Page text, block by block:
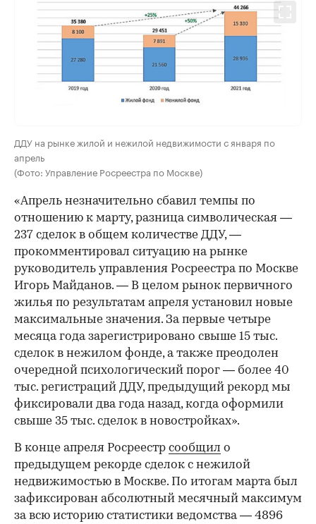
ДДУ на рынке жилой и нежилой недвижимости с января по
апрель
(Фото: Управление Росреестра по Москве)
«Апрель незначительно сбавил темпы по
отношению к марту, разница символическая —
237 сделок в общем количестве ДДУ, —
прокомментировал ситуацию на рынке
руководитель управления Росреестра по Москве
Игорь Майданов. — В целом рынок первичного
жилья по результатам апреля установил новые
максимальные значения. За первые четыре
месяца года зарегистрировано свыше 15 тыс.
сделок в нежилом фонде, а также преодолен
очередной психологический порог — более 40
тыс. регистраций ДДУ, предыдущий рекорд мы
фиксировали два года назад, когда оформили
свыше 35 тыс. сделок в новостройках».
В конце апреля Росреестр сообщил о
предыдущем рекорде сделок с нежилой
недвижимостью в Москве. По итогам марта был
зафиксирован абсолютный месячный максимум
за всю историю статистики ведомства — 4896